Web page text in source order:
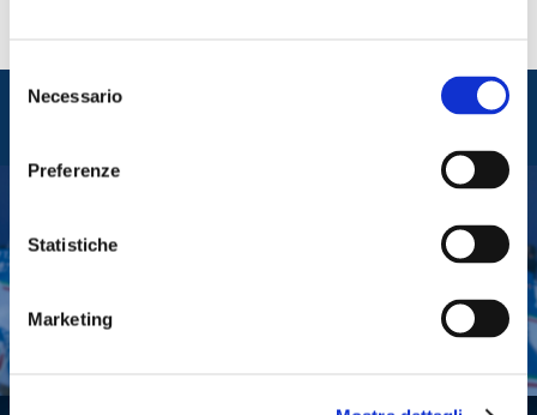
Selezione
delNecessario
Preferenze
Statistiche
Marketing
Entra nel mondo di